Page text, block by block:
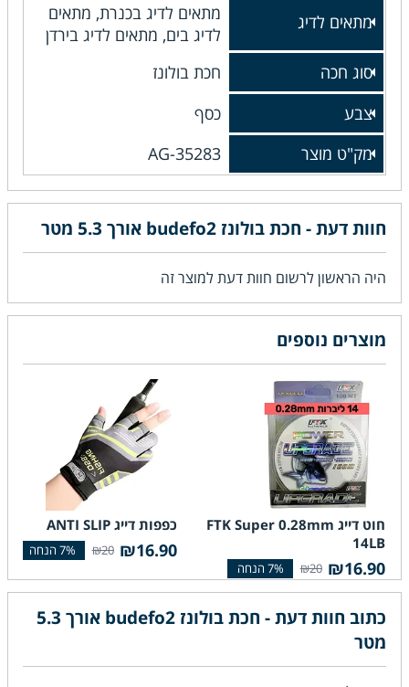
מתאים לדיג
מתאים לדיג בכנרת, מתאים
לדיג בים, מתאים לדיג בירדן
סוג חכה
חכת בולונז
צבע
כסף
מק"ט מוצר
AG-35283
חוות דעת - חכת בולונז budefo2 אורך 5.3 מטר
היה הראשון לרשום חוות דעת למוצר זה
כתוב חוות דעת - חכת בולונז budefo2 אורך 5.3
מטר
מוצרים נוספים
חוט דייג FTK Super 0.28mm
14LB
₪16.90
₪20
כפפות דייג ANTI SLIP
₪16.90
₪20